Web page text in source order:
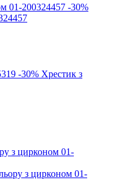
-30%
-30% Хрестик з
з цирконом 01-